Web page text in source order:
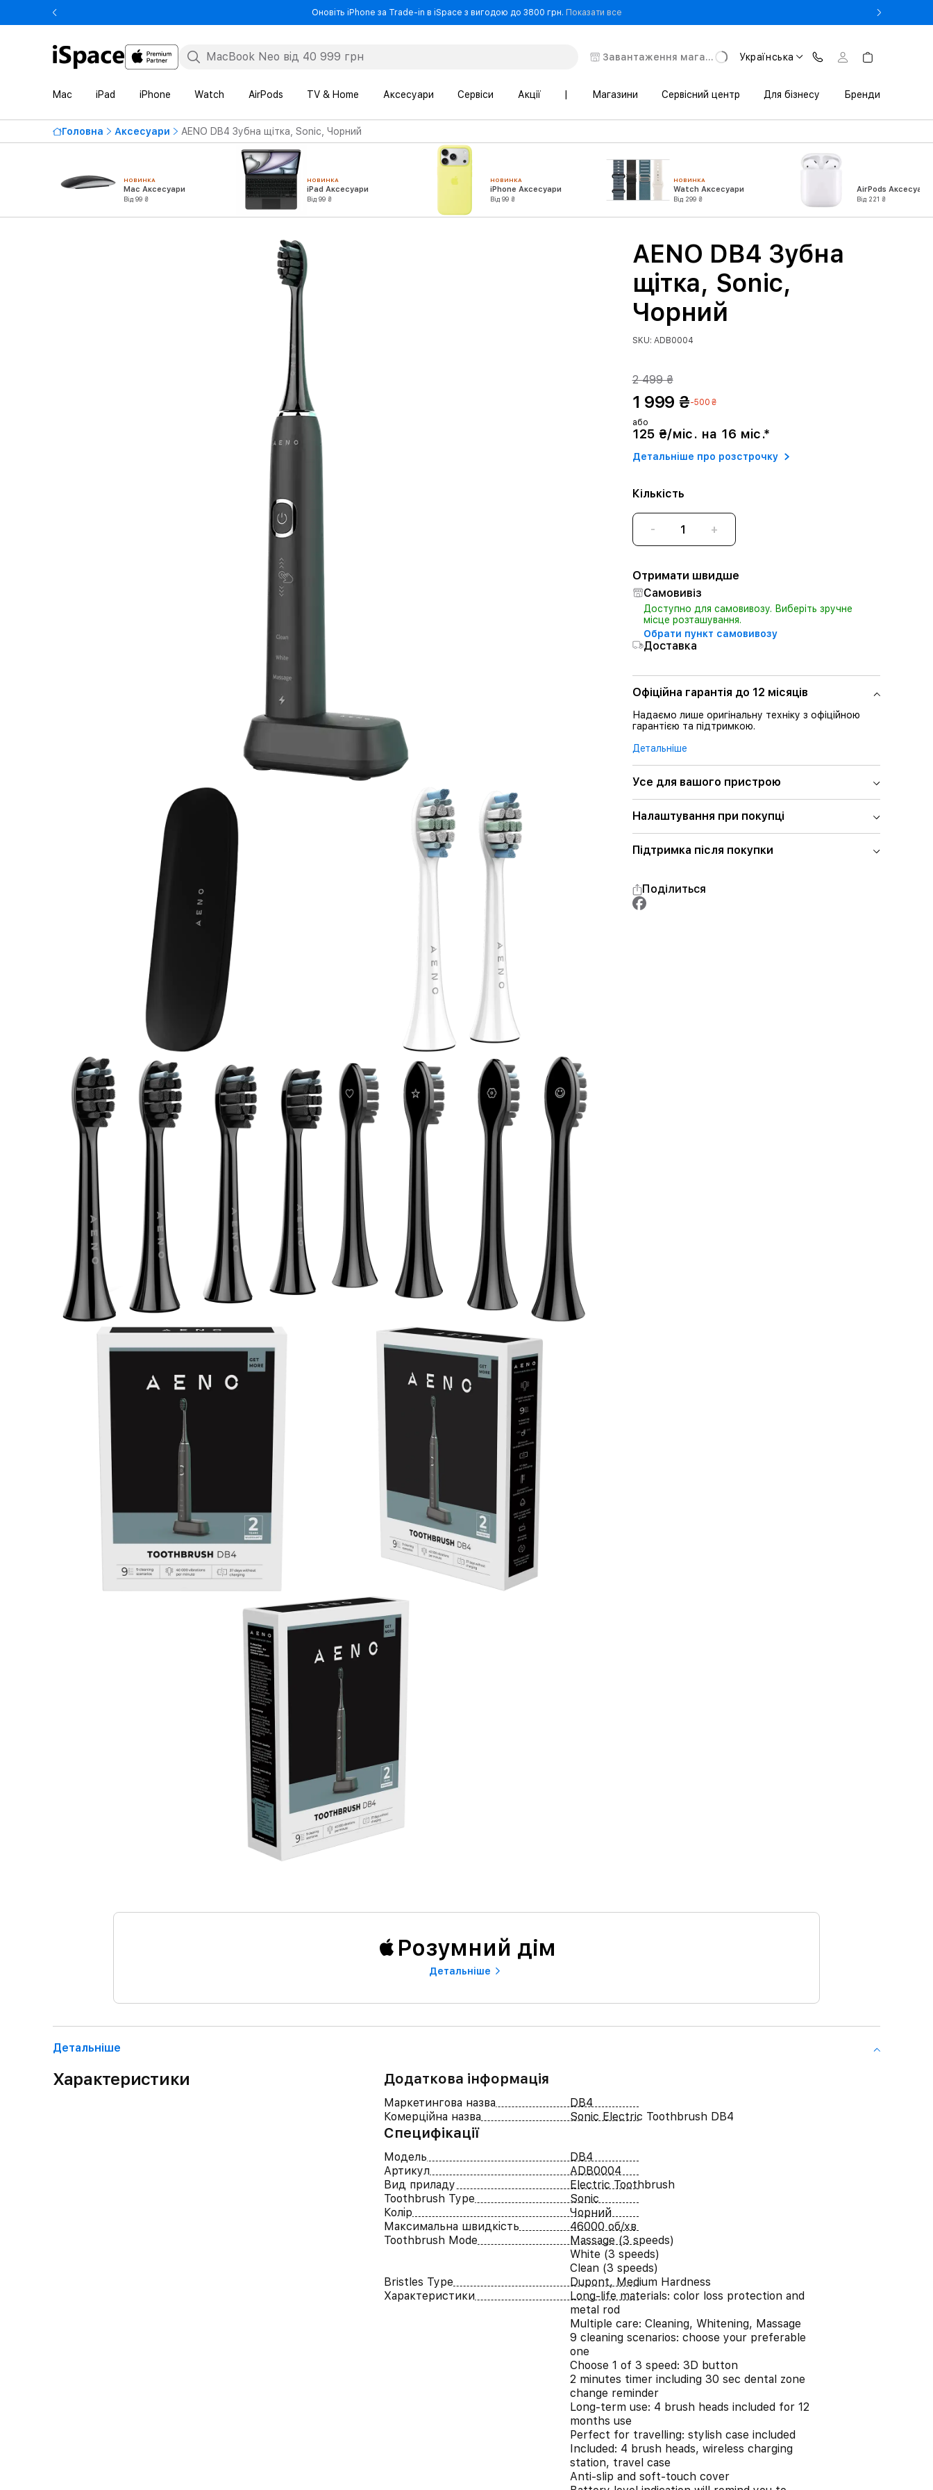
Оновіть iPhone за Trade-in в iSpace з вигодою до 3800 грн. Показати все- Оновіть iPhone за Trade-in в iSpace з вигодою до 3800 грн.
Завантаження магазину Українська
Mac iPad iPhone Watch AirPods TV & Home Аксесуари Сервіси Акції Магазини Сервісний центр Для бізнесу Бренди
Головна Аксесуари AENO DB4 Зубна щітка, Sonic, Чорний
НОВИНКА
Mac Аксесуари
Від 99 ₴
НОВИНКА
iPad Аксесуари
Від 99 ₴
НОВИНКА
iPhone Аксесуари
Від 99 ₴
НОВИНКА
Watch Аксесуари
Від 299 ₴
AirPods Аксесуари
Від 221 ₴
AENO DB4 Зубна
щітка, Sonic,
Чорний
SKU: ADB0004
2 499 ₴
1 999 ₴-500 ₴
або
125 ₴/міс. на 16 міс.*
Детальніше про розстрочку
Кількість
- +
Отримати швидше
Самовивіз
Доступно для самовивозу. Виберіть зручне
місце розташування.
Обрати пункт самовивозу
Доставка
Офіційна гарантія до 12 місяців
Надаємо лише оригінальну техніку з офіційною
гарантією та підтримкою.
Детальніше
Усе для вашого пристрою
Налаштування при покупці
Підтримка після покупки
Поділиться
Розумний дiм
Детальнiше
Детальнiше
Характеристики Додаткова інформація
Маркетингова назва
DB4
Комерційна назва
Sonic Electric Toothbrush DB4
Специфікації
Модель
DB4
Артикул
ADB0004
Вид приладу
Electric Toothbrush
Toothbrush Type
Sonic
Колір
Чорний
Максимальна швидкість
46000 об/хв
Toothbrush Mode
Massage (3 speeds)
White (3 speeds)
Clean (3 speeds)
Bristles Type
Dupont, Medium Hardness
Характеристики
Long-life materials: color loss protection and
metal rod
Multiple care: Cleaning, Whitening, Massage
9 cleaning scenarios: choose your preferable
one
Choose 1 of 3 speed: 3D button
2 minutes timer including 30 sec dental zone
change reminder
Long-term use: 4 brush heads included for 12
months use
Perfect for travelling: stylish case included
Included: 4 brush heads, wireless charging
station, travel case
Anti-slip and soft-touch cover